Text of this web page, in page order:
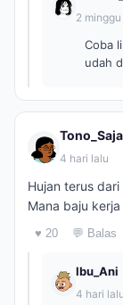
2
Coba
udah
Tono_Saja
4 hari lalu
Hujan terus
Mana baju
♥ 20 💬 Balas
Ibu_Ani
4 hari lalu